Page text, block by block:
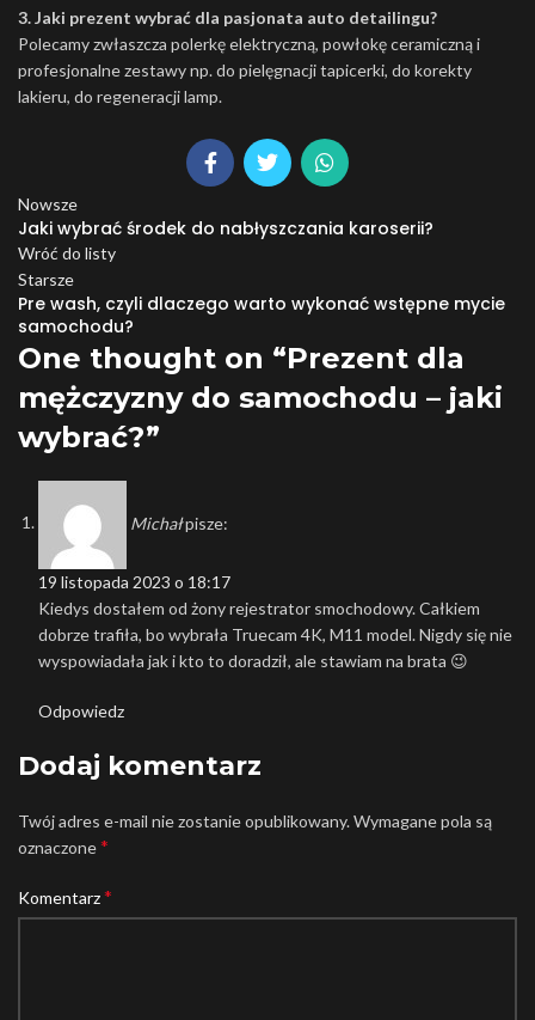
3. Jaki prezent wybrać dla pasjonata auto detailingu?
Polecamy zwłaszcza polerkę elektryczną, powłokę ceramiczną i
profesjonalne zestawy np. do pielęgnacji tapicerki, do korekty
lakieru, do regeneracji lamp.
Nowsze
Jaki wybrać środek do nabłyszczania karoserii?
Wróć do listy
Starsze
Pre wash, czyli dlaczego warto wykonać wstępne mycie
samochodu?
One thought on “Prezent dla
mężczyzny do samochodu – jaki
wybrać?”
Michałpisze:
19 listopada 2023 o 18:17
Kiedys dostałem od żony rejestrator smochodowy. Całkiem
dobrze trafiła, bo wybrała Truecam 4K, M11 model. Nigdy się nie
wyspowiadała jak i kto to doradził, ale stawiam na brata 😉
Odpowiedz
Dodaj komentarz
Twój adres e-mail nie zostanie opublikowany.Wymagane pola są
oznaczone*
Komentarz*